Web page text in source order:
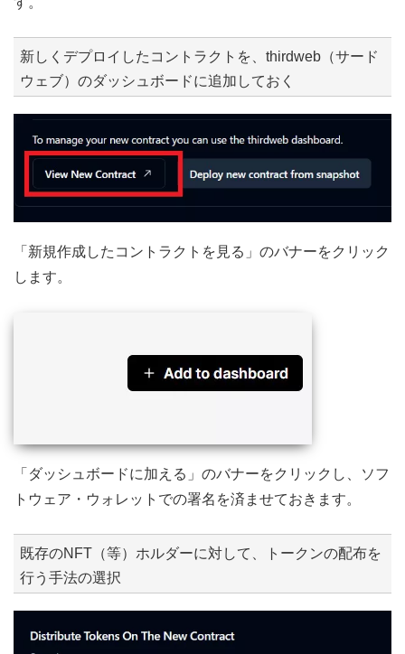
新しくデプロイしたコントラクトを、thirdweb（サード
ウェブ）のダッシュボードに追加しておく
「新規作成したコントラクトを見る」のバナーをクリック
します。
「ダッシュボードに加える」のバナーをクリックし、ソフ
トウェア・ウォレットでの署名を済ませておきます。
既存のNFT（等）ホルダーに対して、トークンの配布を
行う手法の選択